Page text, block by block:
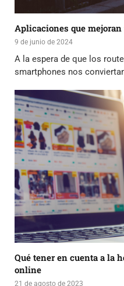
Aplicaciones que
9 de junio de 2024
A la espera de que los
smartphones nos
Qué tener en cuenta a la
online
21 de agosto de 2023